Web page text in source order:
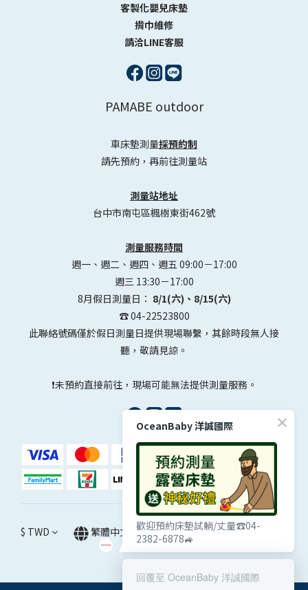
客製化嬰兒床墊
揹巾維修
請洽LINE客服
PAMABE outdoor
車床墊測量採預約制
請先預約，再前往測量站
測量站地址
台中市南屯區楓樹東街462號
測量服務時間
週一、週二、週四、週五 09:00－17:00
週三 13:30－17:00
8月假日測量日： 8/1(六)、8/15(六)
☎️ 04-22523800
此聯絡號碼僅於假日測量日提供現場聯繫，其餘時段無人接
聽，敬請見諒。
❗未預約直接前往，現場可能無法提供測量服務。
$ TWD 繁體中文
OceanBaby 洋誠國際
歡迎預約床墊試躺/丈量☎️04-
2382-6878🚙
回覆至 OceanBaby 洋誠國際